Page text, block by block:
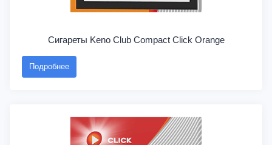
Сигареты Keno Club Compact Click Orange
Подробнее